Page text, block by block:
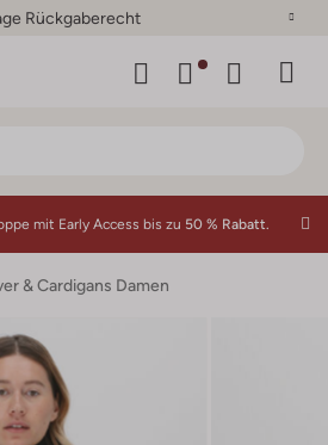
Rückgaberecht
mit Early Access bis zu 50 % Rabatt.
& Cardigans Damen